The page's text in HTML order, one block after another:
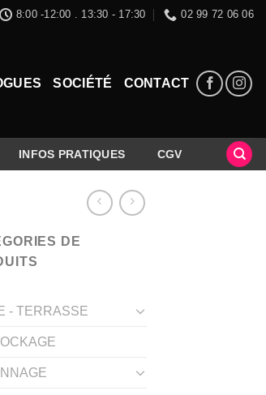
8:00 -12:00 . 13:30 - 17:30 02 99 72 06 06
SOCIÉTÉ CONTACT
INFOS PRATIQUES CGV
DE
- TERRASSE